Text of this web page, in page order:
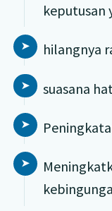
keputusan
hilangnya
suasana